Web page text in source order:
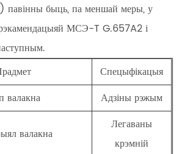
павінны быць, па меншай меры, у
рэкамендацыяй МСЭ-T G.657A2 і
Спецыфікацыя
валакна
Адзіны рэжым
валакна
Легаваны
крэмній